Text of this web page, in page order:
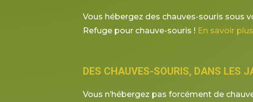
Vous hébergez des chauves-souris sous
Refuge pour chauve-souris ! En savoir
DES CHAUVES-SOURIS, DANS LES
Vous n’hébergez pas forcément de